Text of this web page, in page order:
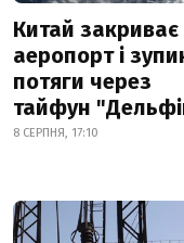
Китай закриває
аеропорт і
потяги через
тайфун
8 СЕРПНЯ, 17:10